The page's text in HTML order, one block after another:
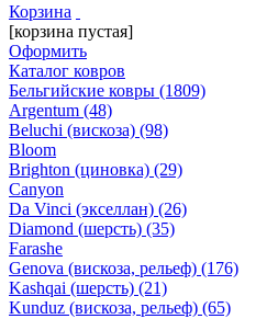
Корзина
[корзина пустая]
Оформить
Каталог ковров
Бельгийские ковры (1809)
Argentum (48)
Beluchi (вискоза) (98)
Bloom
Brighton (циновка) (29)
Canyon
Da Vinci (экселлан) (26)
Diamond (шерсть) (35)
Farashe
Genova (вискоза, рельеф) (176)
Kashqai (шерсть) (21)
Kunduz (вискоза, рельеф) (65)